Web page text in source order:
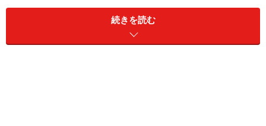
SO706i（ソニー・エリクソン） 7月発売予定
706iシリーズ（前編）はこちら。
続きを読む